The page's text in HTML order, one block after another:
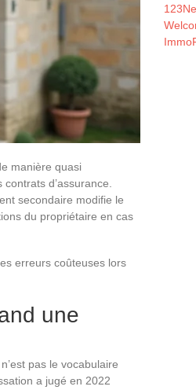
manière quasi
d’assurance.
secondaire modifie le
du propriétaire en cas
erreurs coûteuses lors
une
pas le vocabulaire
a jugé en 2022